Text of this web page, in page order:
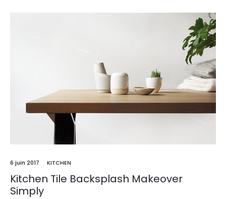
6 juin 2017 KITCHEN
Kitchen Tile Backsplash Makeover
Simply